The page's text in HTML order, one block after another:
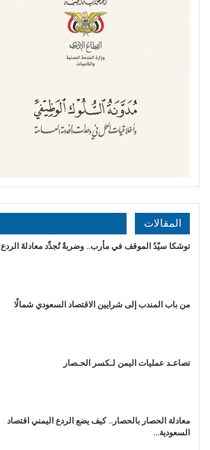
المقالات
توشكا سيّدُ الموقف في مأرب.. وضربةٌ تُجدِّد معادلةَ الردع
من باب المندب إلى شرايين الاقتصاد السعودي شمالًا
تصاعـد عمليات اليمن لـكسر الحـصار
معادلة الحصار بالحصار.. كيف يضع الردع اليمني اقتصاد
السعودية…